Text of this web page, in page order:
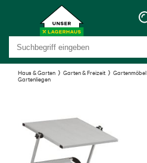
Haus & Garten Garten & Freizeit Gartenmöbel
Gartenliegen